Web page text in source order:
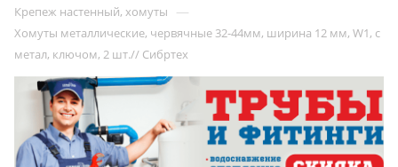
Крепеж настенный, хомуты —
Хомуты металлические, червячные 32-44мм, ширина 12 мм, W1, с
метал, ключом, 2 шт.// Сибртех